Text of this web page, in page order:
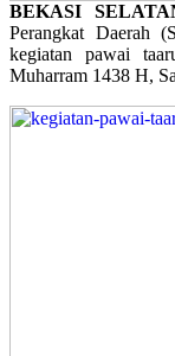
BEKASI
Perangkat Daerah
kegiatan pawai
Muharram 1438 H,